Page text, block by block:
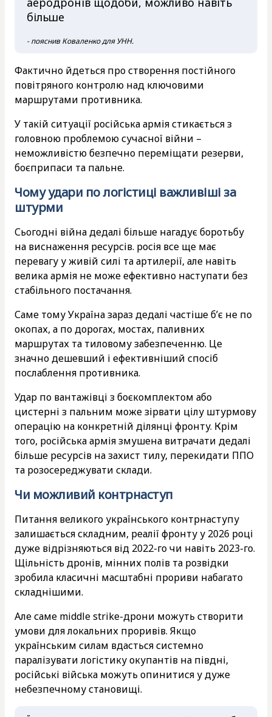
більше
- пояснив Коваленко для УНН.
Фактично йдеться про створення постійного
повітряного контролю над ключовими
маршрутами противника.
У такій ситуації російська армія стикається з
головною проблемою сучасної війни –
неможливістю безпечно переміщати резерви,
боєприпаси та пальне.
Чому удари по логістиці важливіші за
штурми
Сьогодні війна дедалі більше нагадує боротьбу
на виснаження ресурсів. росія все ще має
перевагу у живій силі та артилерії, але навіть
велика армія не може ефективно наступати без
стабільного постачання.
Саме тому Україна зараз дедалі частіше б’є не по
окопах, а по дорогах, мостах, паливних
маршрутах та тиловому забезпеченню. Це
значно дешевший і ефективніший спосіб
послаблення противника.
Удар по вантажівці з боєкомплектом або
цистерні з пальним може зірвати цілу штурмову
операцію на конкретній ділянці фронту. Крім
того, російська армія змушена витрачати дедалі
більше ресурсів на захист тилу, перекидати ППО
та розосереджувати склади.
Чи можливий контрнаступ
Питання великого українського контрнаступу
залишається складним, реалії фронту у 2026 році
дуже відрізняються від 2022-го чи навіть 2023-го.
Щільність дронів, мінних полів та розвідки
зробила класичні масштабні прориви набагато
складнішими.
Але саме middle strike-дрони можуть створити
умови для локальних проривів. Якщо
українським силам вдасться системно
паралізувати логістику окупантів на півдні,
російські війська можуть опинитися у дуже
небезпечному становищі.